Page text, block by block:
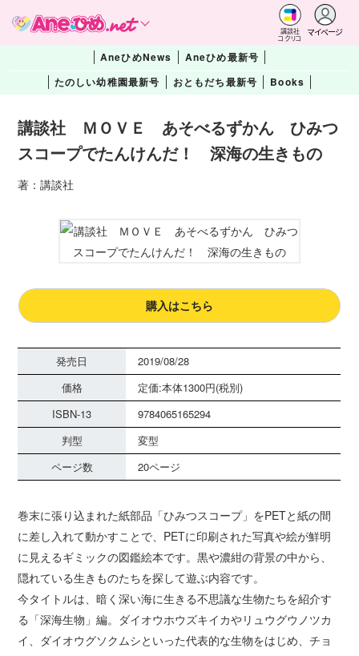
講談社
コクリコ
マイページ
AneひめNews
Aneひめ最新号
たのしい幼稚園最新号
おともだち最新号 Books
講談社 ＭＯＶＥ あそべるずかん ひみつ
スコープでたんけんだ！ 深海の生きもの
著：講談社
購入はこちら
発売日
2019/08/28
価格
定価:本体1300円(税別)
ISBN-13
9784065165294
判型
変型
ページ数
20ページ
巻末に張り込まれた紙部品「ひみつスコープ」をPETと紙の間
に差し入れて動かすことで、PETに印刷された写真や絵が鮮明
に見えるギミックの図鑑絵本です。黒や濃紺の背景の中から、
隠れている生きものたちを探して遊ぶ内容です。
今タイトルは、暗く深い海に生きる不思議な生物たちを紹介す
る「深海生物」編。ダイオウホウズキイカやリュウグウノツカ
イ、ダイオウグソクムシといった代表的な生物をはじめ、チョ